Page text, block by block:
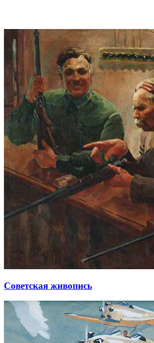
Советская живопись